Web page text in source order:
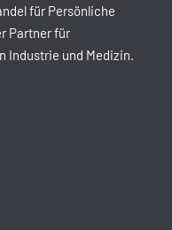
für Persönliche
Partner für
Industrie und Medizin.